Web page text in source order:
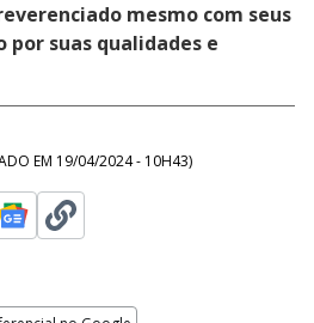
mesmo com seus
suas qualidades e
EM 19/04/2024 - 10H43)